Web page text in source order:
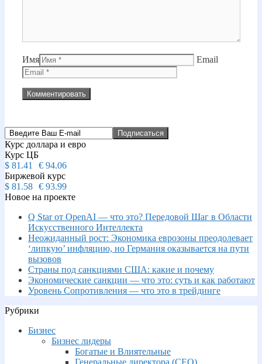
Имя Email
Курс доллара и евро
Курс ЦБ
$ 81.41 € 94.06
Биржевой курс
$ 81.58 € 93.99
Новое на проекте
Q Star от OpenAI — что это? Передовой Шаг в Области
Искусственного Интеллекта
Неожиданный рост: Экономика еврозоны преодолевает
‘липкую’ инфляцию, но Германия оказывается на пути
вызовов
Страны под санкциями США: какие и почему
Экономические санкции — что это: суть и как работают
Уровень Сопротивления — что это в трейдинге
Рубрики
Бизнес
Бизнес лидеры
Богатые и Влиятельные
Генеральные директора (CEO)